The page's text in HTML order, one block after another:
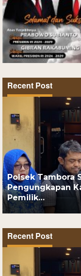
Recent Post
Polsek Tambora
Pengungkapan
Pemilik…
Recent Post